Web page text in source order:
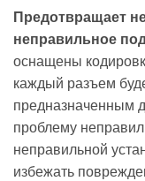
Предотвращает
неправильное
оснащены
каждый разъем
предназначенным
проблему
неправильной
избежать